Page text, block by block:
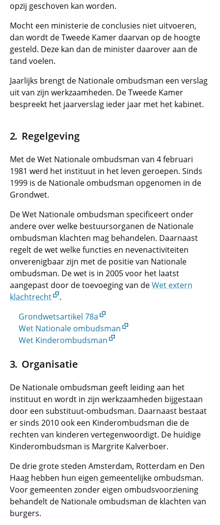
opzij geschoven kan worden.
Mocht een ministerie de conclusies niet uitvoeren,
dan wordt de Tweede Kamer daarvan op de hoogte
gesteld. Deze kan dan de minister daarover aan de
tand voelen.
Jaarlijks brengt de Nationale ombudsman een verslag
uit van zijn werkzaamheden. De Tweede Kamer
bespreekt het jaarverslag ieder jaar met het kabinet.
Regelgeving
Met de Wet Nationale ombudsman van 4 februari
1981 werd het instituut in het leven geroepen. Sinds
1999 is de Nationale ombudsman opgenomen in de
Grondwet.
De Wet Nationale ombudsman specificeert onder
andere over welke bestuursorganen de Nationale
ombudsman klachten mag behandelen. Daarnaast
regelt de wet welke functies en nevenactiviteiten
onverenigbaar zijn met de positie van Nationale
ombudsman. De wet is in 2005 voor het laatst
aangepast door de toevoeging van deWet extern
klachtrecht
.
Grondwetsartikel 78a
Wet Nationale ombudsman
Wet Kinderombudsman
Organisatie
De Nationale ombudsman geeft leiding aan het
instituut en wordt in zijn werkzaamheden bijgestaan
door een substituut-ombudsman. Daarnaast bestaat
er sinds 2010 ook een Kinderombudsman die de
rechten van kinderen vertegenwoordigt. De huidige
Kinderombudsman is Margrite Kalverboer.
De drie grote steden Amsterdam, Rotterdam en Den
Haag hebben hun eigen gemeentelijke ombudsman.
Voor gemeenten zonder eigen ombudsvoorziening
behandelt de Nationale ombudsman de klachten van
burgers.